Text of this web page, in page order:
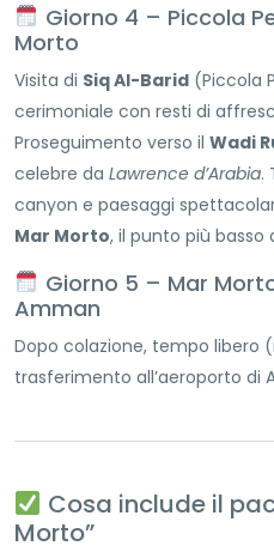
Giorno 4 – Piccola
Morto
Visita di Siq Al-Barid (Piccola
cerimoniale con resti di
Proseguimento verso il Wadi
celebre da Lawrence d’Arabia.
canyon e paesaggi
Mar Morto, il punto più basso
Giorno 5 – Mar
Amman
Dopo colazione, tempo libero
trasferimento all’aeroporto di
Cosa include il
Morto”